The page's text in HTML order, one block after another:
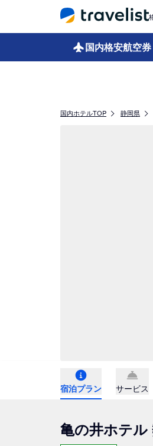
国内格安航空券
国内ホテルTOP 静岡県
宿泊プラン サービス
亀の井ホテル